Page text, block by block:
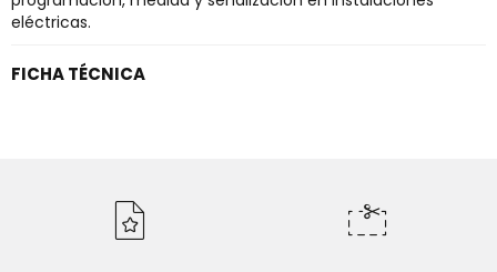
eléctricas.
FICHA TÉCNICA